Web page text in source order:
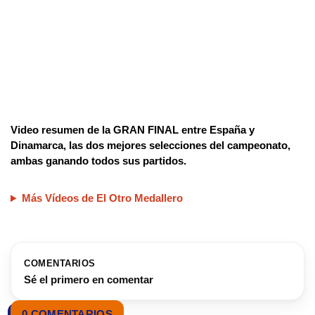
Video resumen de la GRAN FINAL entre España y
Dinamarca, las dos mejores selecciones del campeonato,
ambas ganando todos sus partidos.
Más Vídeos de El Otro Medallero
COMENTARIOS
Sé el primero en comentar